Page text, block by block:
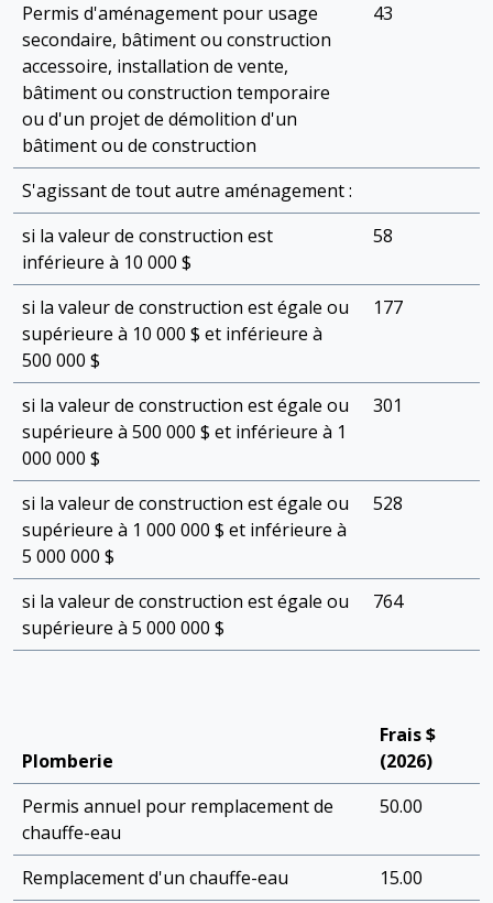
Permis d'aménagement pour usage
secondaire, bâtiment ou construction
accessoire, installation de vente,
bâtiment ou construction temporaire
ou d'un projet de démolition d'un
bâtiment ou de construction
43
S'agissant de tout autre aménagement :
si la valeur de construction est
inférieure à 10 000 $
58
si la valeur de construction est égale ou
supérieure à 10 000 $ et inférieure à
500 000 $
177
si la valeur de construction est égale ou
supérieure à 500 000 $ et inférieure à 1
000 000 $
301
si la valeur de construction est égale ou
supérieure à 1 000 000 $ et inférieure à
5 000 000 $
528
si la valeur de construction est égale ou
supérieure à 5 000 000 $
764
Plomberie
Frais $
(2026)
Permis annuel pour remplacement de
chauffe-eau
50.00
Remplacement d'un chauffe-eau 15.00